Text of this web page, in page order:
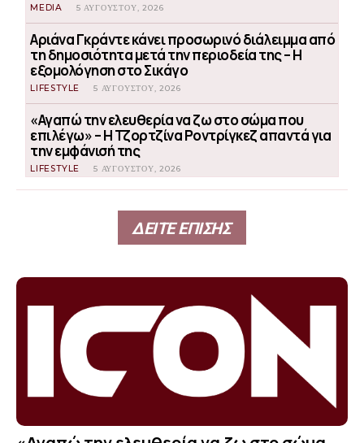
MEDIA 5 ΑΥΓΟΎΣΤΟΥ, 2026
Αριάνα Γκράντε κάνει προσωρινό διάλειμμα από
τη δημοσιότητα μετά την περιοδεία της – Η
εξομολόγηση στο Σικάγο
LIFESTYLE 5 ΑΥΓΟΎΣΤΟΥ, 2026
«Αγαπώ την ελευθερία να ζω στο σώμα που
επιλέγω» – Η Τζορτζίνα Ροντρίγκεζ απαντά για
την εμφάνισή της
LIFESTYLE 5 ΑΥΓΟΎΣΤΟΥ, 2026
ΔΕΙΤΕ ΕΠΙΣΗΣ